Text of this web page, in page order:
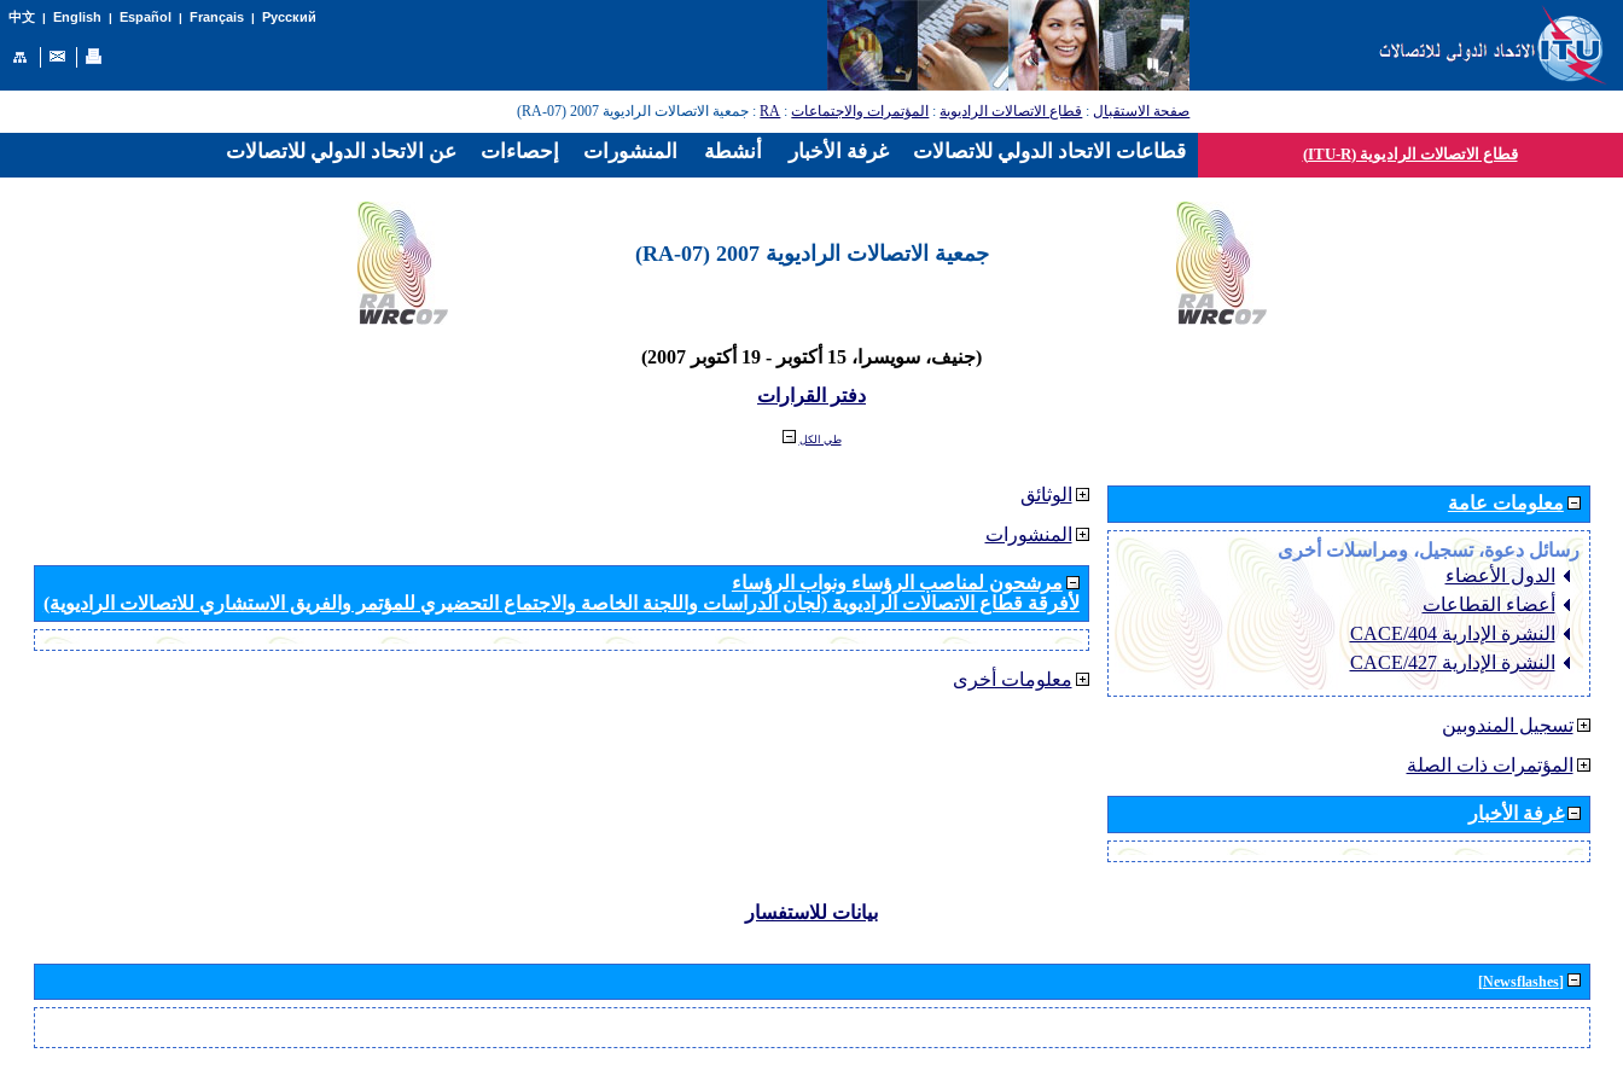
中文| English | Español | Français| Русский
صفحة الاستقبال: قطاع الاتصالات الراديوية: المؤتمرات والاجتماعات:
RA: جمعية الاتصالات الراديوية 2007 (RA-07)
قطاع الاتصالات الراديوية (ITU-R)
جمعية الاتصالات الراديوية 2007 (RA-07)
(جنيف، سويسرا، 15 أكتوبر - 19 أكتوبر 2007)
دفتر القرارات
طي الكل
الوثائق
المنشورات
مرشحون لمناصب الرؤساء ونواب الرؤساء
لأفرقة قطاع الاتصالات الراديوية (لجان الدراسات واللجنة الخاصة والاجتماع التحضيري للمؤتمر والفريق الاستشاري للاتصالات الراديوية)
معلومات أخرى
معلومات عامة
رسائل دعوة، تسجيل، ومراسلات أخرى
الدول الأعضاء
أعضاء القطاعات
النشرة الإدارية CACE/404
النشرة الإدارية CACE/427
تسجيل المندوبين
المؤتمرات ذات الصلة
غرفة الأخبار
بيانات للاستفسار
[Newsflashes]
عن الاتحاد الدولي للاتصالات إحصاءات المنشورات أنشطة غرفة الأخبار قطاعات الاتحاد الدولي للاتصالات